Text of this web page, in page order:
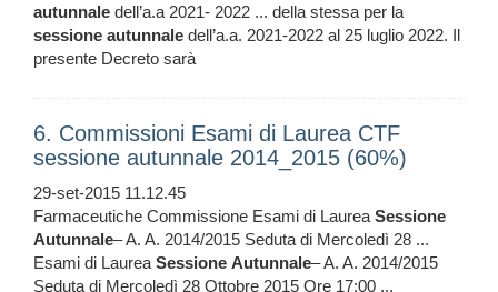
autunnale dell’a.a 2021- 2022 ... della stessa per la
sessione autunnale dell’a.a. 2021-2022 al 25 luglio 2022. Il
presente Decreto sarà
6. Commissioni Esami di Laurea CTF
sessione autunnale 2014_2015 (60%)
29-set-2015 11.12.45
Farmaceutiche Commissione Esami di LaureaSessione
Autunnale– A. A. 2014/2015 Seduta di Mercoledì 28 ...
Esami di LaureaSessione Autunnale– A. A. 2014/2015
Seduta di Mercoledì 28 Ottobre 2015 Ore 17:00 ...